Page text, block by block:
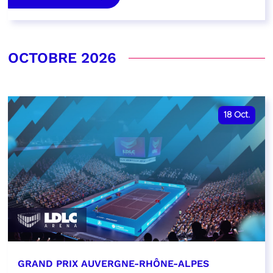
OCTOBRE 2026
18 Oct.
GRAND PRIX AUVERGNE-RHÔNE-ALPES